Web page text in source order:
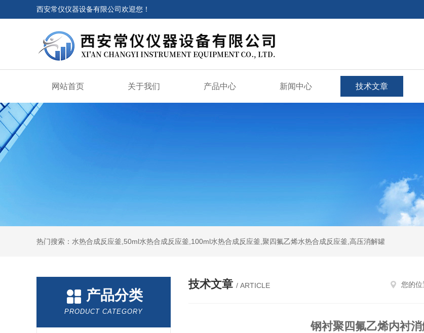
西安常仪仪器设备有限公司欢迎您！
网站首页 关于我们 产品中心 新闻中心 技术文章
热门搜索：水热合成反应釜,50ml水热合成反应釜,100ml水热合成反应釜,聚四氟乙烯水热合成反应釜,高压消解罐
产品分类
PRODUCT CATEGORY
技术文章 / ARTICLE 您的位
钢衬聚四氟乙烯内衬